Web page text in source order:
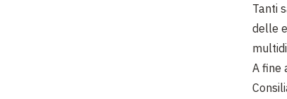
Tanti
delle
A fine